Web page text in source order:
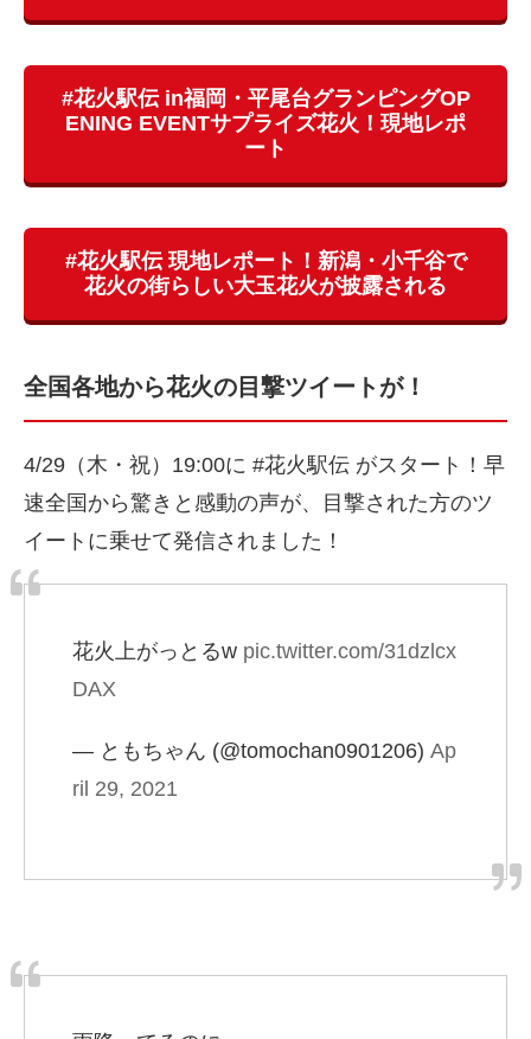
#花火駅伝 in福岡・平尾台グランピングOP
ENING EVENTサプライズ花火！現地レポ
ート
#花火駅伝 現地レポート！新潟・小千谷で
花火の街らしい大玉花火が披露される
全国各地から花火の目撃ツイートが！
4/29（木・祝）19:00に #花火駅伝 がスタート！早
速全国から驚きと感動の声が、目撃された方のツ
イートに乗せて発信されました！
花火上がっとるw pic.twitter.com/31dzlcx
DAX
— ともちゃん (@tomochan0901206) Ap
ril 29, 2021